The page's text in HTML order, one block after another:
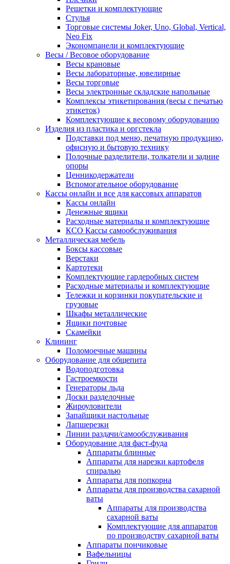
Решетки и комплектующие
Стулья
Торговые системы Joker, Uno, Global, Vertical,
Neo Fix
Экономпанели и комплектующие
Весы / Весовое оборудование
Весы крановые
Весы лабораторные, ювелирные
Весы торговые
Весы электронные складские напольные
Комплексы этикетирования (весы с печатью
этикеток)
Комплектующие к весовому оборудованию
Изделия из пластика и оргстекла
Подставки под меню, печатную продукцию,
офисную и бытовую технику
Полочные разделители, толкатели и задние
опоры
Ценникодержатели
Вспомогательное оборудование
Кассы онлайн и все для кассовых аппаратов
Кассы онлайн
Денежные ящики
Расходные материалы и комплектующие
КСО Кассы самообслуживания
Металлическая мебель
Боксы кассовые
Верстаки
Картотеки
Комплектующие гардеробных систем
Расходные материалы и комплектующие
Тележки и корзинки покупательские и
грузовые
Шкафы металлические
Ящики почтовые
Скамейки
Клининг
Поломоечные машины
Оборудование для общепита
Водоподготовка
Гастроемкости
Генераторы льда
Доски разделочные
Жироуловители
Запайщики настольные
Лапшерезки
Линии раздачи/самообслуживания
Оборудование для фаст-фуда
Аппараты блинные
Аппараты для нарезки картофеля
спиралью
Аппараты для попкорна
Аппараты для производства сахарной
ваты
Аппараты для производства
сахарной ваты
Комплектующие для аппаратов
по производству сахарной ваты
Аппараты пончиковые
Вафельницы